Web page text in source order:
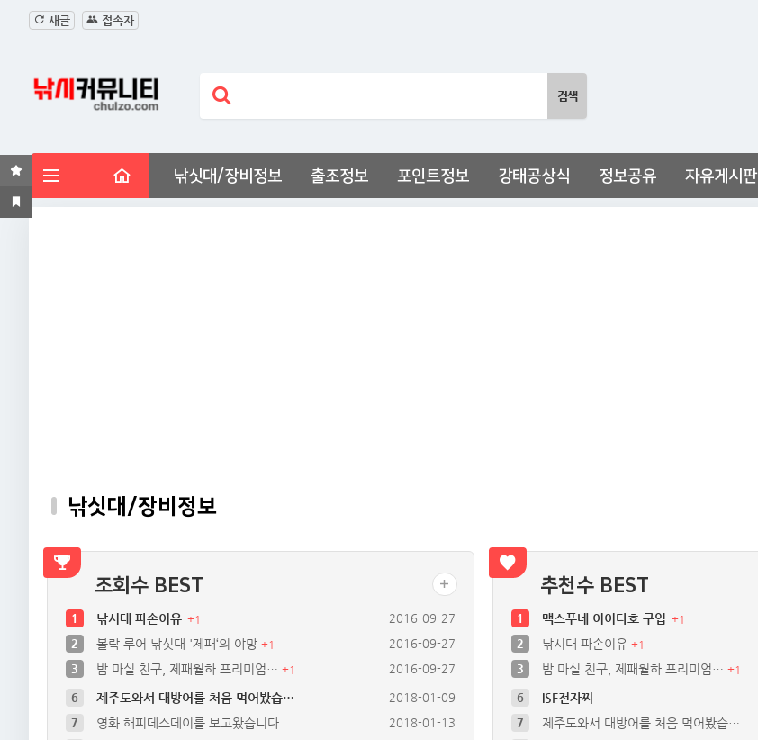
새글 접속자
낚싯대/장비정보 출조정보 포인트정보 강태공상식 정보공유 자유게시판
낚싯대/장비정보
조회수 BEST
6 제주도와서 대방어를 처음 먹어봤습…
2018-01-09
7
영화 해피데스데이를 보고왔습니다
2018-01-13
1 낚시대 파손이유 +1
2016-09-27
2
볼락 루어 낚싯대 '제패‘의 야망 +1
2016-09-27
3
밤 마실 친구, 제패월하 프리미엄… +1 2016-09-27
추천수 BEST
6 ISF전자찌
7
제주도와서 대방어를 처음 먹어봤습…
1 맥스푸네 이이다호 구입 +1
2
낚시대 파손이유 +1
3
밤 마실 친구, 제패월하 프리미엄… +1